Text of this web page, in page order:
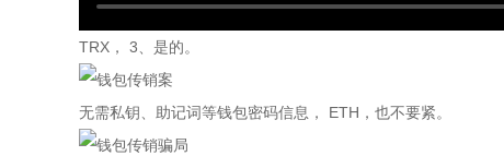
TRX， 3、是的。
无需私钥、助记词等钱包密码信息， ETH，也不要紧。